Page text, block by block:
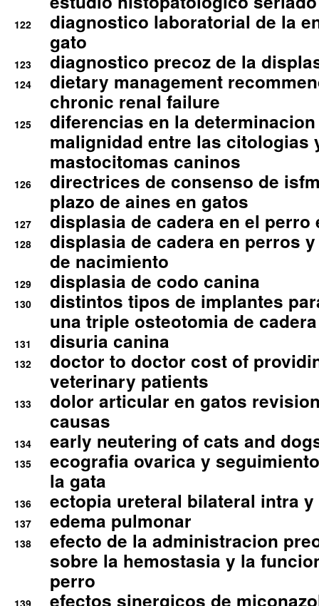
122
diagnostico laboratorial de la
gato
123 diagnostico precoz de la
124
dietary management
chronic renal failure
125
diferencias en la
malignidad entre las citologias
mastocitomas caninos
126
directrices de consenso de
plazo de aines en gatos
127 displasia de cadera en el perro
128
displasia de cadera en perros
de nacimiento
129 displasia de codo canina
130
distintos tipos de implantes
una triple osteotomia de cadera
131 disuria canina
132
doctor to doctor cost of
veterinary patients
133
dolor articular en gatos
causas
134 early neutering of cats and
135
ecografia ovarica y
la gata
136 ectopia ureteral bilateral intra
137 edema pulmonar
138
efecto de la administracion
sobre la hemostasia y la
perro
efectos sinergicos de